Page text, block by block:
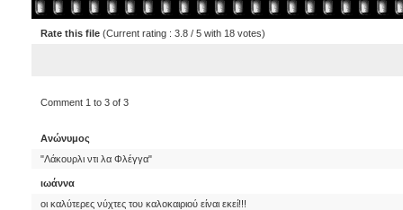
Rate this file (Current rating : 3.8 / 5 with 18 votes)
Comment 1 to 3 of 3
Ανώνυμος
"Λάκουρλι ντι λα Φλέγγα"
ιωάννα
οι καλύτερες νύχτες του καλοκαιριού είναι εκεί!!!